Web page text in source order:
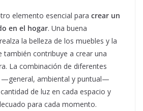
elemento esencial para crear un
en el hogar. Una buena
la belleza de los muebles y la
también contribuye a crear una
La combinación de diferentes
—general, ambiental y puntual—
de luz en cada espacio y
para cada momento.